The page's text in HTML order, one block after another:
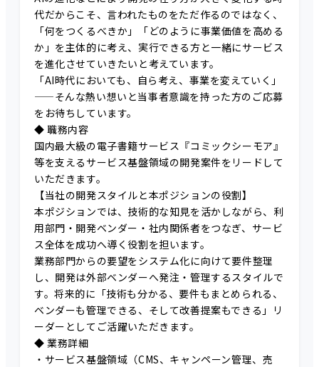
代だからこそ、言われたものをただ作るのではなく、
「何をつくるべきか」「どのように事業価値を高める
か」を主体的に考え、実行できる方と一緒にサービス
を進化させていきたいと考えています。
「AI時代においても、自ら考え、事業を変えていく」
——そんな熱い想いと当事者意識を持った方のご応募
をお待ちしています。
◆ 職務内容
国内最大級の電子書籍サービス『コミックシーモア』
等を支えるサービス基盤領域の開発案件をリードして
いただきます。
【当社の開発スタイルと本ポジションの役割】
本ポジションでは、技術的な知見を活かしながら、利
用部門・開発ベンダー・社内関係者をつなぎ、サービ
ス全体を成功へ導く役割を担います。
業務部門からの要望をシステム化に向けて要件整理
し、開発は外部ベンダーへ発注・管理するスタイルで
す。将来的に「技術も分かる、要件もまとめられる、
ベンダーも管理できる、そして改善提案もできる」リ
ーダーとしてご活躍いただきます。
◆ 業務詳細
・サービス基盤領域（CMS、キャンペーン管理、売